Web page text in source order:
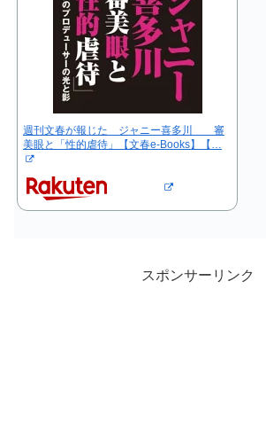
週刊文春が報じた ジャニー喜多川 審
美眼と「性的虐待」【文春e-Books】【…
スポンサーリンク